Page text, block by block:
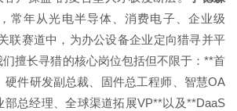
常年从光电半导体、消费电子、企业级
联赛道中，为办公设备企业定向猎寻并平
擅长寻猎的核心岗位包括但不限于：**首
硬件研发副总裁、固件总工程师、智慧OA
部总经理、全球渠道拓展VP**以及**DaaS